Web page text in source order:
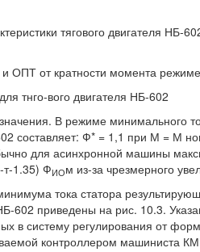
тягового двигателя НБ-
ОПТ от кратности момента режиме
тнго-вого двигателя НБ-602
В режиме минимального
составляет: Ф* = 1,1 при М = М
для асинхронной машины
т-1.35) ФИОм из-за чрезмерного
тока статора
602 приведены на рис. 10.3.
в систему регулирования от
контроллером машиниста